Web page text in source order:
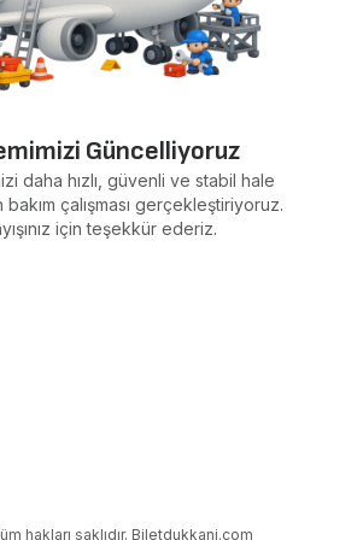
Güncelliyoruz
daha hızlı, güvenli ve stabil hale
çalışması gerçekleştiriyoruz.
için teşekkür ederiz.
hakları saklıdır. Biletdukkani.com